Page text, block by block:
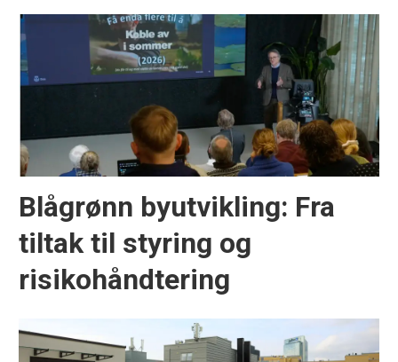
Blågrønn byutvikling: Fra
tiltak til styring og
risikohåndtering